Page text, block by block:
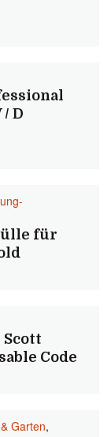
D
für
Code
Garten,